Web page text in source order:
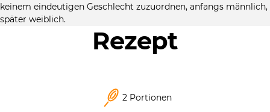
keinem eindeutigen Geschlecht zuzuordnen, anfangs männlich,
später weiblich.
Rezept
2 Portionen